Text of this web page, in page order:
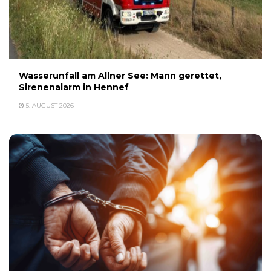
Wasserunfall am Allner See: Mann gerettet,
Sirenenalarm in Hennef
5. AUGUST 2026